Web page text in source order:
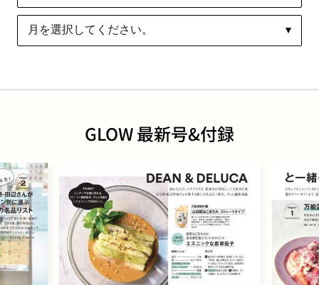
GLOW 最新号&付録